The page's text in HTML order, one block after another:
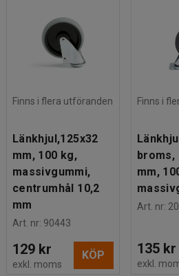
Finns i flera utföranden
Länkhjul,125x32
mm, 100 kg,
massivgummi,
centrumhål 10,2
mm
Art. nr: 90443
129 kr
exkl. moms
KÖP
Finns i
broms,
mm,
Art. nr:
135 kr
exkl.